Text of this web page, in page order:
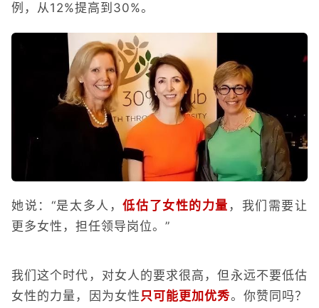
例，从12%提高到30%。
她说：“是太多人，低估了女性的力量 ，我们需要让
更多女性，担任领导岗位。”
我们这个时代，对女人的要求很高，但永远不要低估
女性的力量，因为女性 只可能更加优秀。你赞同吗？